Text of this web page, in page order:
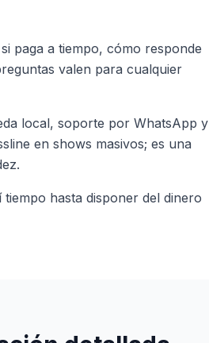
paga a tiempo, cómo responde
valen para cualquier
local, soporte por WhatsApp y
en shows masivos; es una
hasta disponer del dinero